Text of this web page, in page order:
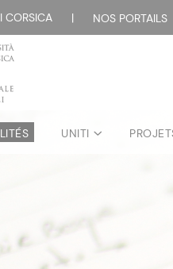
CORSICA | NOS
UNITI